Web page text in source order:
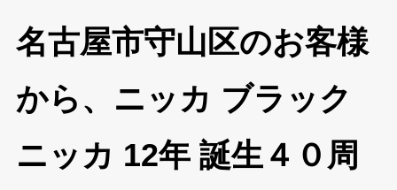
名古屋市守山区のお客様
から、ニッカ ブラック
ニッカ 12年 誕生４０周